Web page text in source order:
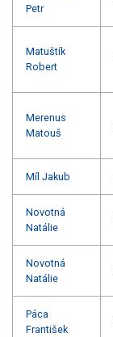
Petr
Matuštík
Robert
Merenus
Matouš
Míl Jakub
Novotná
Natálie
Novotná
Natálie
Páca
František